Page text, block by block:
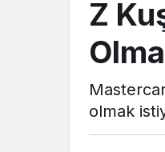
Z
olmak